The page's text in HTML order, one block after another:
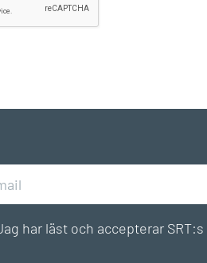
har läst och accepterar SRT:s